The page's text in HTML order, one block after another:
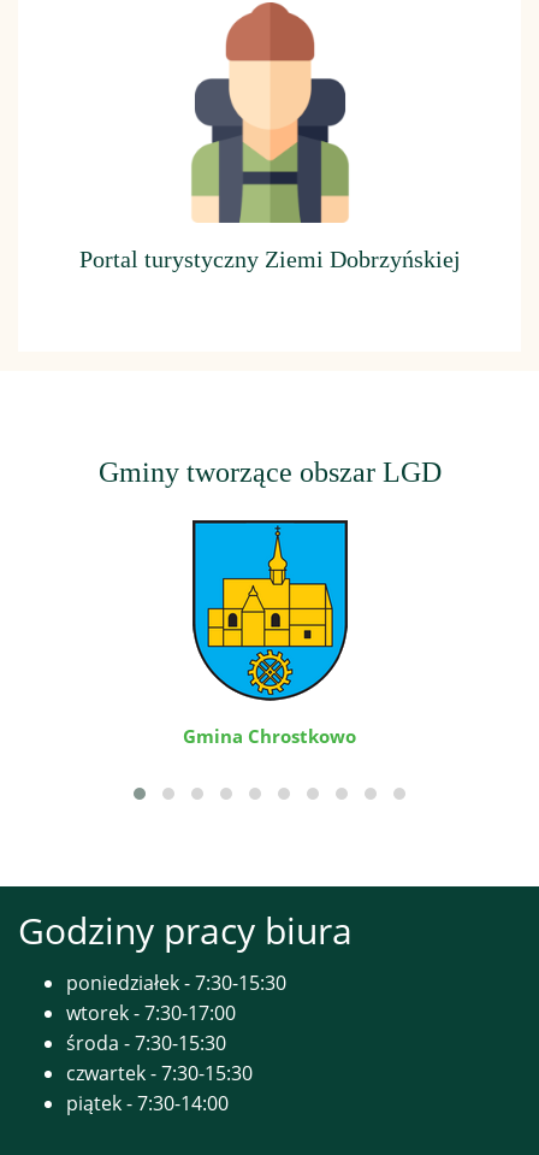
Portal turystyczny Ziemi Dobrzyńskiej
Gminy tworzące obszar LGD
Gmina Chrostkowo
Godziny pracy biura
poniedziałek - 7:30-15:30
wtorek - 7:30-17:00
środa - 7:30-15:30
czwartek - 7:30-15:30
piątek - 7:30-14:00